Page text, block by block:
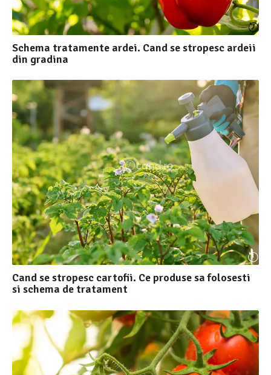
Schema tratamente ardei. Cand se stropesc ardeii
din gradina
Cand se stropesc cartofii. Ce produse sa folosesti
si schema de tratament